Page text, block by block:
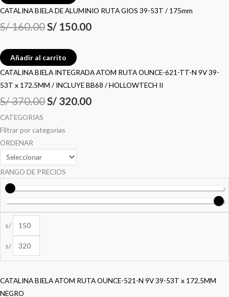
CATALINA BIELA DE ALUMINIO RUTA GIOS 39-53T / 175mm
S/160.00S/ 150.00
Añadir al carrito
CATALINA BIELA INTEGRADA ATOM RUTA OUNCE-621-TT-N 9V 39-
53T x 172.5MM / INCLUYE BB68 / HOLLOWTECH II
S/370.00S/ 320.00
CATEGORIAS
Filtrar por categorias
ORDENAR
RANGO DE PRECIOS
s/
s/
CATALINA BIELA ATOM RUTA OUNCE-521-N 9V 39-53T x 172.5MM
NEGRO